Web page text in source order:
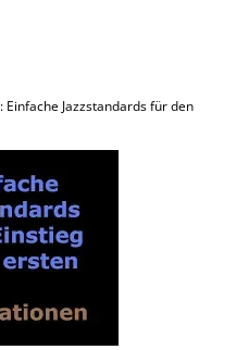
: Einfache Jazzstandards für den